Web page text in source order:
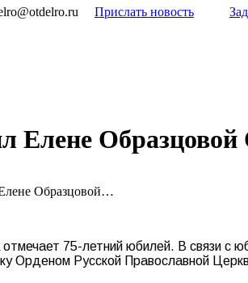
Прислать новость
Образцовой
Образцовой…
75-летний юбилей. В связи с
Орденом Русской Православной